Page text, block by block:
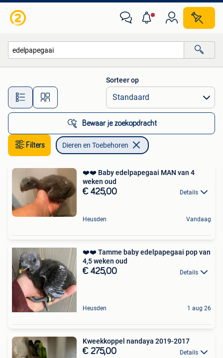
Alle afstanden…
Sorteer op
Bewaar je zoekopdracht
Filters Dieren en Toebehoren
️️️️️️️️❤️❤️ Baby edelpapegaai MAN van 4
weken oud
€ 425,00 Details
Heusden Vandaag
️️️️️️❤️❤️ Tamme baby edelpapegaai pop van
4,5 weken oud
€ 425,00 Details
Heusden 1 aug 26
Kweekkoppel nandaya 2019-2017
€ 275,00 Details